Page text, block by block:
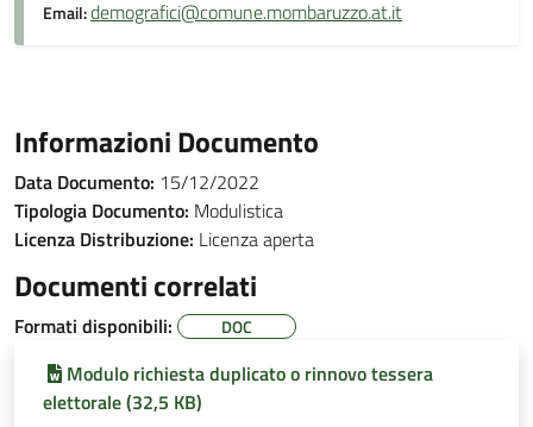
Email:demografici@comune.mombaruzzo.at.it
Informazioni Documento
Data Documento: 15/12/2022
Tipologia Documento: Modulistica
Licenza Distribuzione: Licenza aperta
Documenti correlati
Formati disponibili: DOC
Modulo richiesta duplicato o rinnovo tessera
elettorale (32,5 KB)